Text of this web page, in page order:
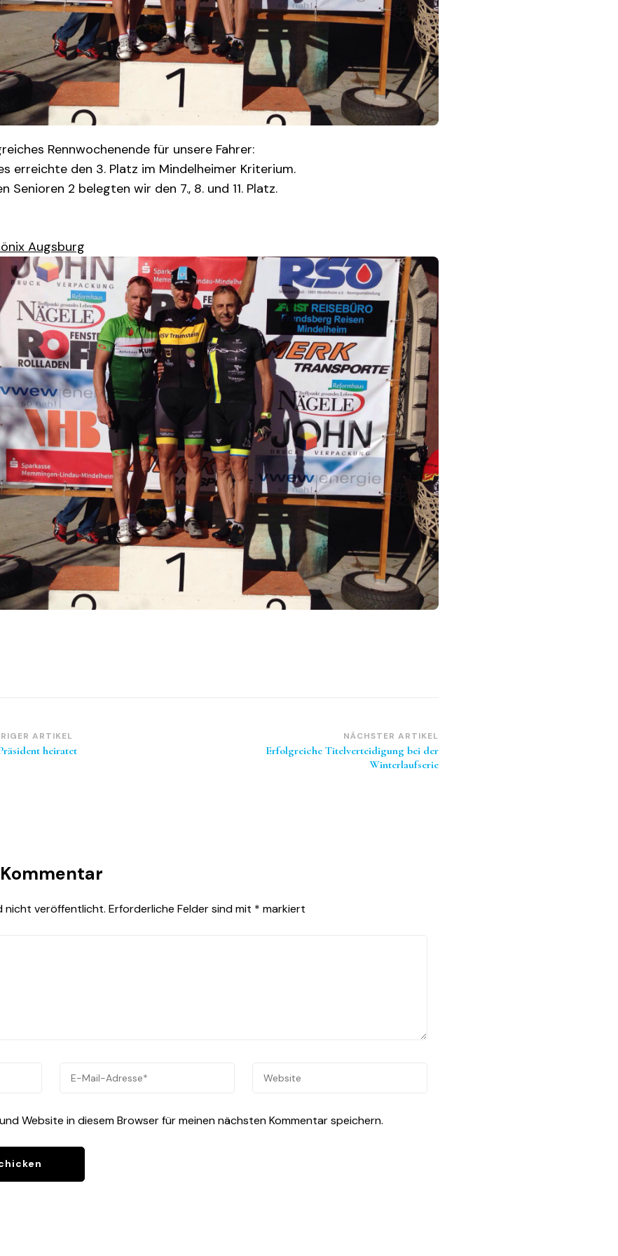
Rennwochenende für unsere Fahrer:
erreichte den 3. Platz im Mindelheimer Kriterium.
Senioren 2 belegten wir den 7., 8. und 11. Platz.
Augsburg
ARTIKEL
heiratet
NÄCHSTER ARTIKEL
Erfolgreiche Titelverteidigung bei der
Winterlaufserie
nicht veröffentlicht. Erforderliche Felder sind mit * markiert
Website in diesem Browser für meinen nächsten Kommentar speichern.